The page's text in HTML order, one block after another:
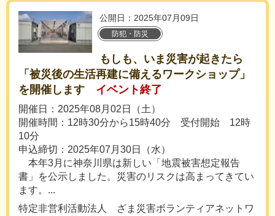
公開日：2025年07月09日
防犯・防災
もしも、いま災害が起きたら
「被災後の生活再建に備えるワークショップ」
を開催します
イベント終了
開催日：2025年08月02日（土）
開催時間：12時30分から15時40分 受付開始 12時
10分
申込締切：2025年07月30日（水）
本年3月に神奈川県は新しい「地震被害想定報告
書」を公示しました。災害のリスクは高まってきてい
ます。...
特定非営利活動法人 ざま災害ボランティアネットワ